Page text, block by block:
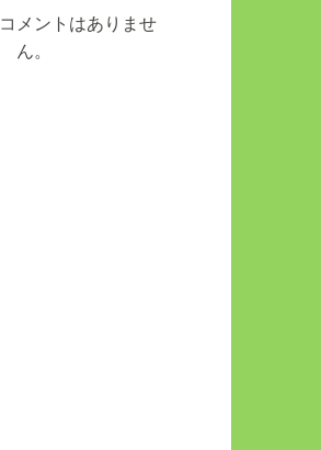
メントはありませ
ん。